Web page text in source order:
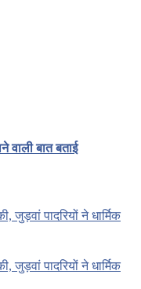
वाली बात बताई